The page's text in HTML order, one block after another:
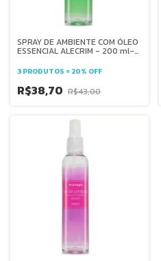
SPRAY DE AMBIENTE COM ÓLEO
ESSENCIAL ALECRIM - 200 ml-
3 PRODUTOS = 20% OFF
R$38,70 R$43,00